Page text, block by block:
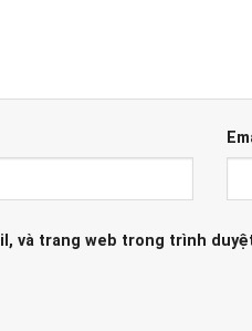
và trang web trong trình